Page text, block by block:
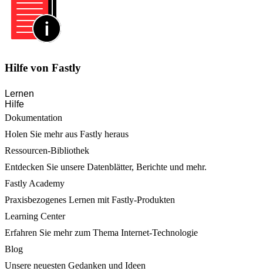
Hilfe von Fastly
Lernen
Hilfe
Dokumentation
Holen Sie mehr aus Fastly heraus
Ressourcen-Bibliothek
Entdecken Sie unsere Datenblätter, Berichte und mehr.
Fastly Academy
Praxisbezogenes Lernen mit Fastly-Produkten
Learning Center
Erfahren Sie mehr zum Thema Internet-Technologie
Blog
Unsere neuesten Gedanken und Ideen